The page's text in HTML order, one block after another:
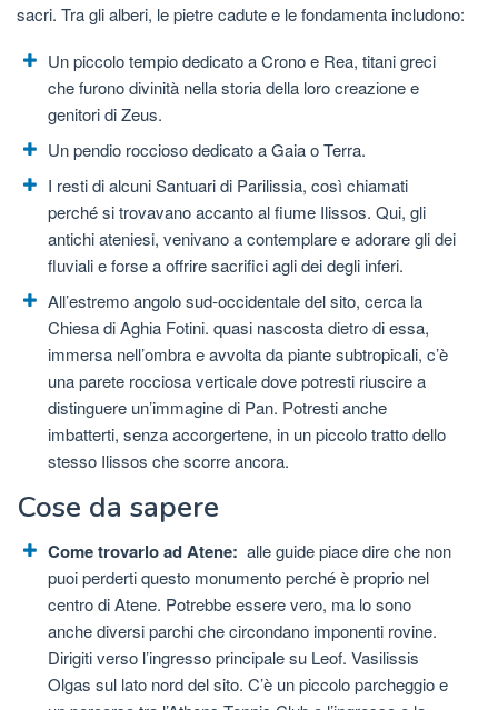
sacri. Tra gli alberi, le pietre cadute e le fondamenta includono:
Un piccolo tempio dedicato a Crono e Rea, titani greci
che furono divinità nella storia della loro creazione e
genitori di Zeus.
Un pendio roccioso dedicato a Gaia o Terra.
I resti di alcuni Santuari di Parilissia, così chiamati
perché si trovavano accanto al fiume Ilissos. Qui, gli
antichi ateniesi, venivano a contemplare e adorare gli dei
fluviali e forse a offrire sacrifici agli dei degli inferi.
All’estremo angolo sud-occidentale del sito, cerca la
Chiesa di Aghia Fotini. quasi nascosta dietro di essa,
immersa nell’ombra e avvolta da piante subtropicali, c’è
una parete rocciosa verticale dove potresti riuscire a
distinguere un’immagine di Pan. Potresti anche
imbatterti, senza accorgertene, in un piccolo tratto dello
stesso Ilissos che scorre ancora.
Cose da sapere
Come trovarlo ad Atene: alle guide piace dire che non
puoi perderti questo monumento perché è proprio nel
centro di Atene. Potrebbe essere vero, ma lo sono
anche diversi parchi che circondano imponenti rovine.
Dirigiti verso l’ingresso principale su Leof. Vasilissis
Olgas sul lato nord del sito. C’è un piccolo parcheggio e